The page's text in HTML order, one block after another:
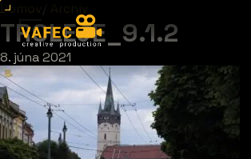
Domov Archív
TROLEJE_9.1.2
8. júna 2021